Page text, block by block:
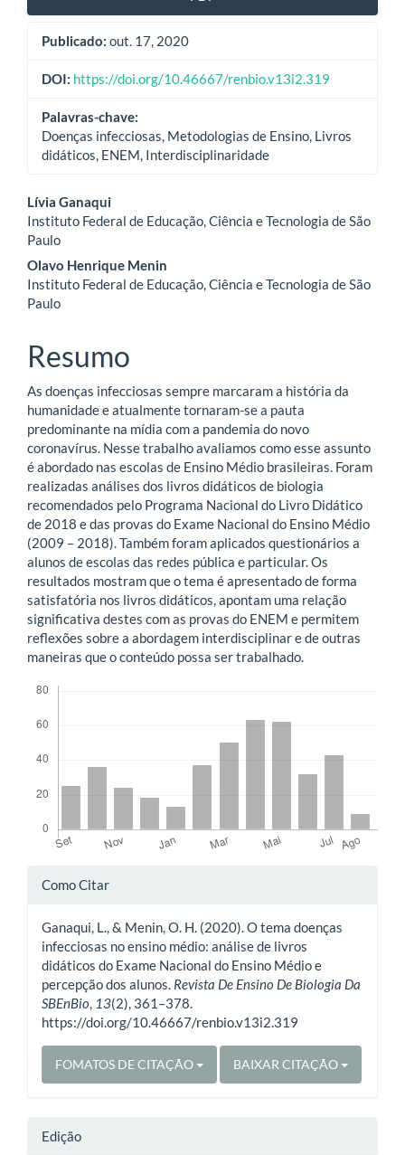
Publicado: out. 17, 2020
DOI: https://doi.org/10.46667/renbio.v13i2.319
Palavras-chave:
Doenças infecciosas, Metodologias de Ensino, Livros
didáticos, ENEM, Interdisciplinaridade
Conteúdo
do
artigo
principal
Lívia Ganaqui
Instituto Federal de Educação, Ciência e Tecnologia de São
Paulo
Olavo Henrique Menin
Instituto Federal de Educação, Ciência e Tecnologia de São
Paulo
Resumo
As doenças infecciosas sempre marcaram a história da
humanidade e atualmente tornaram-se a pauta
predominante na mídia com a pandemia do novo
coronavírus. Nesse trabalho avaliamos como esse assunto
é abordado nas escolas de Ensino Médio brasileiras. Foram
realizadas análises dos livros didáticos de biologia
recomendados pelo Programa Nacional do Livro Didático
de 2018 e das provas do Exame Nacional do Ensino Médio
(2009 – 2018). Também foram aplicados questionários a
alunos de escolas das redes pública e particular. Os
resultados mostram que o tema é apresentado de forma
satisfatória nos livros didáticos, apontam uma relação
significativa destes com as provas do ENEM e permitem
reflexões sobre a abordagem interdisciplinar e de outras
maneiras que o conteúdo possa ser trabalhado.
Detalhes
artigo
Como Citar
Ganaqui, L., & Menin, O. H. (2020). O tema doenças
infecciosas no ensino médio: análise de livros
didáticos do Exame Nacional do Ensino Médio e
percepção dos alunos. Revista De Ensino De Biologia Da
SBEnBio 13(2), 361–378.
https://doi.org/10.46667/renbio.v13i2.319
FOMATOS DE CITAÇÃO BAIXAR CITAÇÃO
Edição